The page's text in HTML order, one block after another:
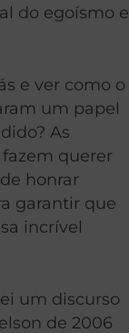
do egoísmo e
e ver como o
um papel
As
querer
honrar
garantir que
incrível
um discurso
de 2006